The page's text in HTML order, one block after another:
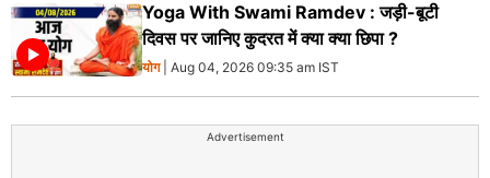
Yoga With Swami Ramdev : जड़ी-बूटी
दिवस पर जानिए कुदरत में क्या क्या छिपा ?
योग| Aug 04, 2026 09:35 am IST
Advertisement